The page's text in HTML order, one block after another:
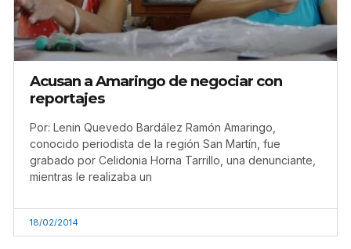
Acusan a Amaringo de negociar con
reportajes
Por: Lenin Quevedo Bardález Ramón Amaringo,
conocido periodista de la región San Martín, fue
grabado por Celidonia Horna Tarrillo, una denunciante,
mientras le realizaba un
18/02/2014